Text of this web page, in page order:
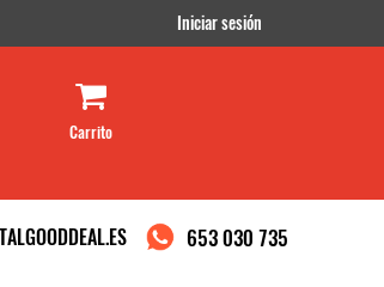
Iniciar sesión
653 030 735